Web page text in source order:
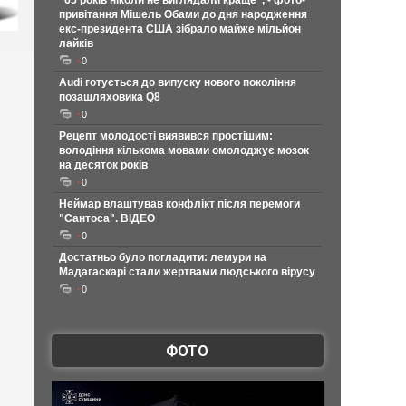
привітання Мішель Обами до дня народження
екс-президента США зібрало майже мільйон
лайків
0
Audi готується до випуску нового покоління
позашляховика Q8
0
Рецепт молодості виявився простішим:
володіння кількома мовами омолоджує мозок
на десяток років
0
Неймар влаштував конфлікт після перемоги
"Сантоса". ВІДЕО
0
Достатньо було погладити: лемури на
Мадагаскарі стали жертвами людського вірусу
0
ФОТО